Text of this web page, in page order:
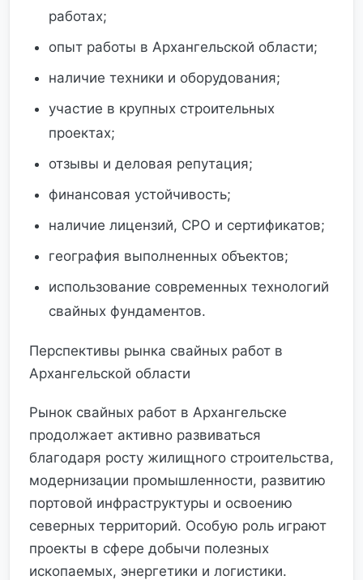
работах;
опыт работы в Архангельской области;
наличие техники и оборудования;
участие в крупных строительных
проектах;
отзывы и деловая репутация;
финансовая устойчивость;
наличие лицензий, СРО и сертификатов;
география выполненных объектов;
использование современных технологий
свайных фундаментов.
Перспективы рынка свайных работ в
Архангельской области
Рынок свайных работ в Архангельске
продолжает активно развиваться
благодаря росту жилищного строительства,
модернизации промышленности, развитию
портовой инфраструктуры и освоению
северных территорий. Особую роль играют
проекты в сфере добычи полезных
ископаемых, энергетики и логистики.